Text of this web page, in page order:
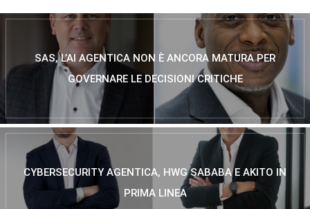
SAS, L’AI AGENTICA NON È ANCORA MATURA PER
GOVERNARE LE DECISIONI CRITICHE
CYBERSECURITY AGENTICA, HWG SABABA E AKITO IN
PRIMA LINEA